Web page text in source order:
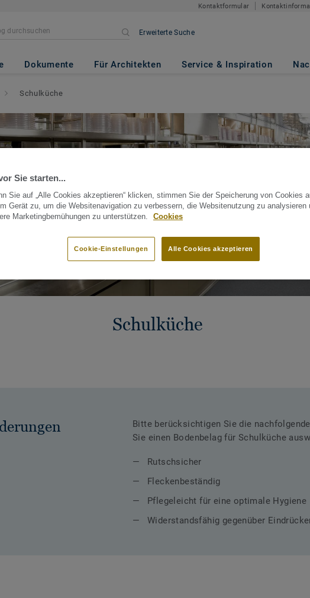
Kontaktformular
Erweiterte Suche
Dokumente Für Architekten Service & Inspiration
Schulküche
Schulküche
Bitte berücksichtigen Sie die
Sie einen Bodenbelag für Schulküche
Rutschsicher
Fleckenbeständig
Pflegeleicht für eine optimale Hygiene
Widerstandsfähig gegenüber
Sie starten...
Sie auf „Alle Cookies akzeptieren“ klicken, stimmen Sie der Speicherung von Cookies
Gerät zu, um die Websitenavigation zu verbessern, die Websitenutzung zu analysieren
Marketingbemühungen zu unterstützen.
Cookies
Alle Cookies akzeptieren
Cookie-Einstellungen